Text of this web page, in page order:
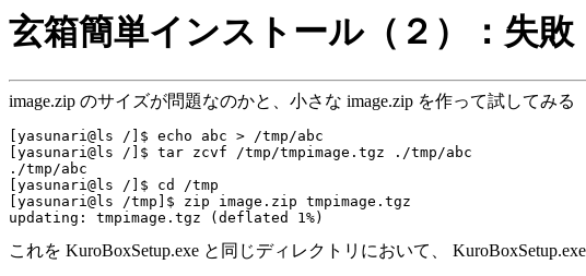
玄箱簡単インストール（２）：失敗
image.zip のサイズが問題なのかと、小さな image.zip を作って試してみる
[yasunari@ls /]$ echo abc > /tmp/abc
[yasunari@ls /]$ tar zcvf /tmp/tmpimage.tgz ./tmp/abc
./tmp/abc
[yasunari@ls /]$ cd /tmp
[yasunari@ls /tmp]$ zip image.zip tmpimage.tgz
これを KuroBoxSetup.exe と同じディレクトリにおいて、